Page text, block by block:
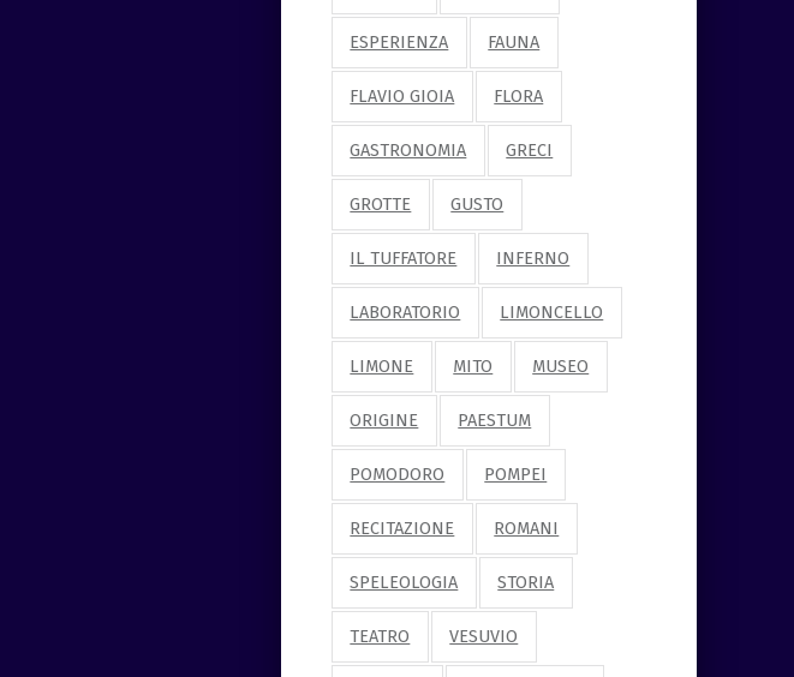
ESPERIENZA FAUNA
FLAVIO GIOIA FLORA
GASTRONOMIA GRECI
GROTTE GUSTO
IL TUFFATORE INFERNO
LABORATORIO LIMONCELLO
LIMONE MITO MUSEO
ORIGINE PAESTUM
POMODORO POMPEI
RECITAZIONE ROMANI
SPELEOLOGIA STORIA
TEATRO VESUVIO